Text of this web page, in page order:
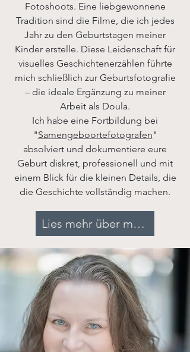
Fotoshoots. Eine liebgewonnene
Tradition sind die Filme, die ich jedes
Jahr zu den Geburtstagen meiner
Kinder erstelle. Diese Leidenschaft für
visuelles Geschichtenerzählen führte
mich schließlich zur Geburtsfotografie
– die ideale Ergänzung zu meiner
Arbeit als Doula.
Ich habe eine Fortbildung bei
"Samengeboortefotografen"
absolviert und dokumentiere eure
Geburt diskret, professionell und mit
einem Blick für die kleinen Details, die
die Geschichte vollständig machen.
Lies mehr über mich